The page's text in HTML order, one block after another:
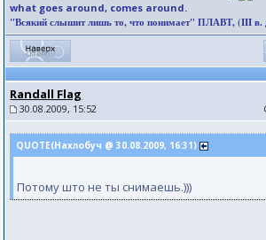
what goes around, comes around.
"Всякий слышит лишь то, что понимает" ПЛАВТ, (III в.
Randall Flag
30.08.2009, 15:52
QUOTE(Нахлобуч @ 30.08.2009, 16:31)
Потому што не ты снимаешь.)))